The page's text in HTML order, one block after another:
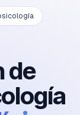
de